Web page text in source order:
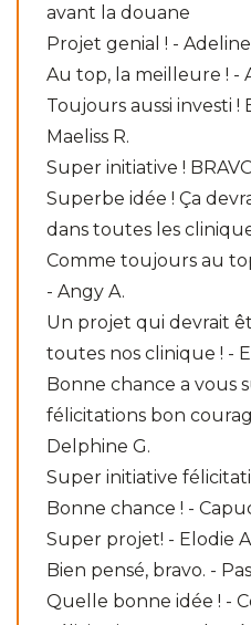
avant la douane
Projet genial ! - Adeline
Au top, la meilleure ! -
Toujours aussi investi !
Maeliss R.
Super initiative !
Superbe idée ! Ça
dans toutes les
Comme toujours au
- Angy A.
Un projet qui devrait
toutes nos clinique ! -
Bonne chance a vous
félicitations bon
Delphine G.
Super initiative
Bonne chance ! -
Super projet! - Elodie
Bien pensé, bravo. -
Quelle bonne idée ! -